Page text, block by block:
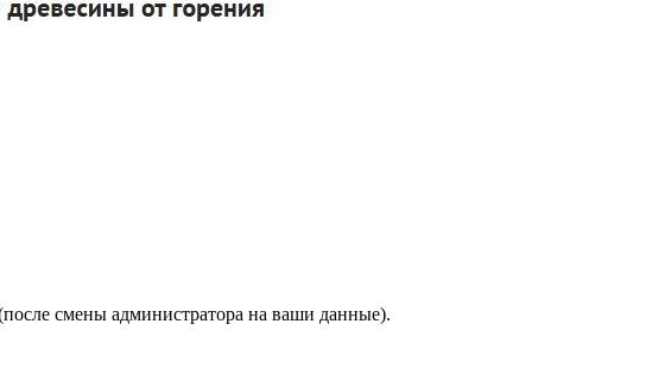
смены администратора на ваши данные).